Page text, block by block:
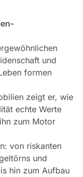
und
formen
zeigt er, wie
echte Werte
zum Motor
von riskanten
und
hin zum Aufbau